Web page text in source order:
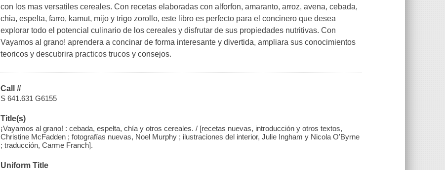
con los mas versatiles cereales. Con recetas elaboradas con alforfon, amaranto, arroz, avena, cebada,
chia, espelta, farro, kamut, mijo y trigo zorollo, este libro es perfecto para el concinero que desea
explorar todo el potencial culinario de los cereales y disfrutar de sus propiedades nutritivas. Con
Vayamos al grano! aprendera a concinar de forma interesante y divertida, ampliara sus conocimientos
teoricos y descubrira practicos trucos y consejos.
Call #
S 641.631 G6155
Title(s)
¡Vayamos al grano! : cebada, espelta, chía y otros cereales. / [recetas nuevas, introducción y otros textos,
Christine McFadden ; fotografías nuevas, Noel Murphy ; ilustraciones del interior, Julie Ingham y Nicola O'Byrne
; traducción, Carme Franch].
Uniform Title